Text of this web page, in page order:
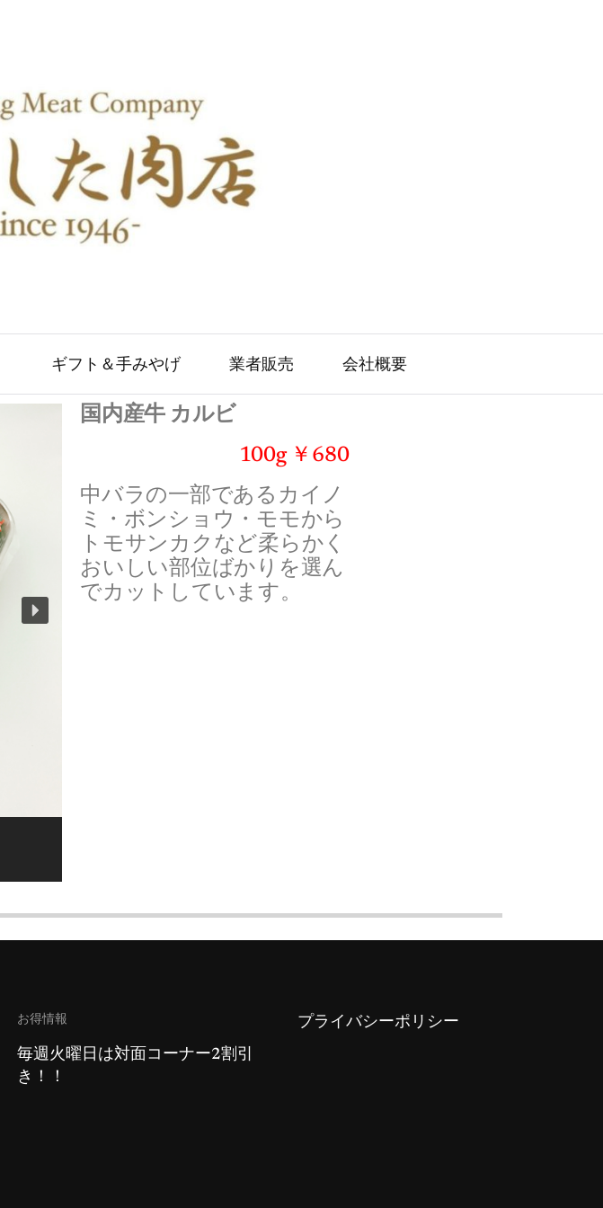
ギフト＆手みやげ 業者販売 会社概要
国内産牛 カルビ
100g ￥680
中バラの一部であるカイノ
ミ・ボンショウ・モモから
トモサンカクなど柔らかく
おいしい部位ばかりを選ん
でカットしています。
お得情報
毎週火曜日は対面コーナー2割引
き！！
プライバシーポリシー